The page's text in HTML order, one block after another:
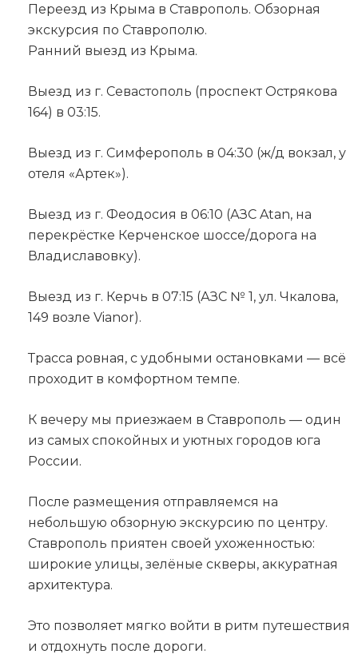
Переезд из Крыма в Ставрополь. Обзорная
экскурсия по Ставрополю.
Ранний выезд из Крыма.
Выезд из г. Севастополь (проспект Острякова
164) в 03:15.
Выезд из г. Симферополь в 04:30 (ж/д вокзал, у
отеля «Артек»).
Выезд из г. Феодосия в 06:10 (АЗС Atan, на
перекрёстке Керченское шоссе/дорога на
Владиславовку).
Выезд из г. Керчь в 07:15 (АЗС № 1, ул. Чкалова,
149 возле Vianor).
Трасса ровная, с удобными остановками — всё
проходит в комфортном темпе.
К вечеру мы приезжаем в Ставрополь — один
из самых спокойных и уютных городов юга
России.
После размещения отправляемся на
небольшую обзорную экскурсию по центру.
Ставрополь приятен своей ухоженностью:
широкие улицы, зелёные скверы, аккуратная
архитектура.
Это позволяет мягко войти в ритм путешествия
и отдохнуть после дороги.